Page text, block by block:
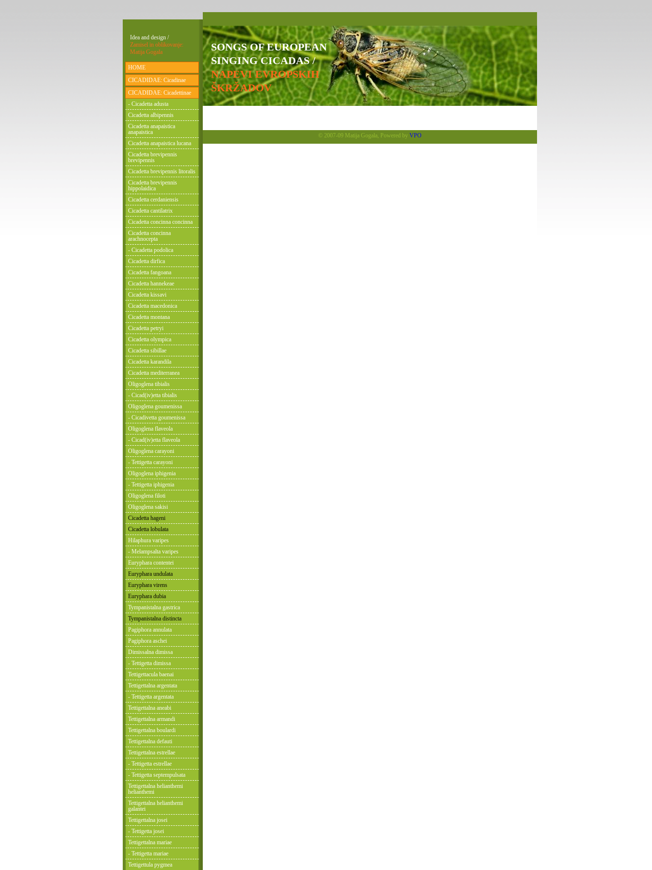
SONGS OF EUROPEAN
SINGING CICADAS /
NAPEVI EVROPSKIH
ŠKRŽADOV
© 2007-09 Matija Gogala, Powered by VPO
Idea and design /
Zamisel in oblikovanje:
Matija Gogala
HOME
CICADIDAE: Cicadinae
CICADIDAE: Cicadettinae
- Cicadetta adusta
Cicadetta albipennis
Cicadetta anapaistica
anapaistica
Cicadetta anapaistica lucana
Cicadetta brevipennis
brevipennis
Cicadetta brevipennis litoralis
Cicadetta brevipennis
hippolaidica
Cicadetta cerdaniensis
Cicadetta cantilatrix
Cicadetta concinna concinna
Cicadetta concinna
arachnocepta
- Cicadetta podolica
Cicadetta dirfica
Cicadetta fangoana
Cicadetta hannekeae
Cicadetta kissavi
Cicadetta macedonica
Cicadetta montana
Cicadetta petryi
Cicadetta olympica
Cicadetta sibillae
Cicadetta karandila
Cicadetta mediterranea
Oligoglena tibialis
- Cicad(iv)etta tibialis
Oligoglena goumenissa
- Cicadivetta goumenissa
Oligoglena flaveola
- Cicad(iv)etta flaveola
Oligoglena carayoni
- Tettigetta carayoni
Oligoglena iphigenia
- Tettigetta iphigenia
Oligoglena filoti
Oligoglena sakisi
Cicadetta hageni
Cicadetta lobulata
Hilaphura varipes
- Melampsalta varipes
Euryphara contentei
Euryphara undulata
Euryphara virens
Euryphara dubia
Tympanistalna gastrica
Tympanistalna distincta
Pagiphora annulata
Pagiphora aschei
Dimissalna dimissa
- Tettigetta dimissa
Tettigettacula baenai
Tettigettalna argentata
- Tettigetta argentata
Tettigettalna aneabi
Tettigettalna armandi
Tettigettalna boulardi
Tettigettalna defauti
Tettigettalna estrellae
- Tettigetta estrellae
- Tettigetta septempulsata
Tettigettalna helianthemi
helianthemi
Tettigettalna helianthemi
galantei
Tettigettalna josei
- Tettigetta josei
Tettigettalna mariae
- Tettigetta mariae
Tettigettula pygmea